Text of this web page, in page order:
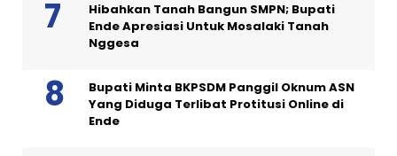
Hibahkan Tanah Bangun SMPN; Bupati
Ende Apresiasi Untuk Mosalaki Tanah
Nggesa
Bupati Minta BKPSDM Panggil Oknum ASN
Yang Diduga Terlibat Protitusi Online di
Ende